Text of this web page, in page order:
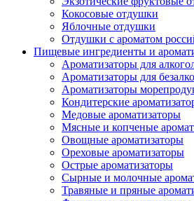
Кокосовые отдушки
Яблочные отдушки
Отдушки с ароматом
Пищевые ингредиенты и
Ароматизаторы для
Ароматизаторы для
Ароматизаторы
Кондитерские
Медовые ароматизаторы
Мясные и копченые
Овощные ароматизаторы
Ореховые ароматизаторы
Острые ароматизаторы
Сырные и молочные
Травяные и пряные